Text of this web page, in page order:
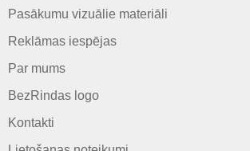
Pasākumu vizuālie materiāli
Reklāmas iespējas
Par mums
BezRindas logo
Kontakti